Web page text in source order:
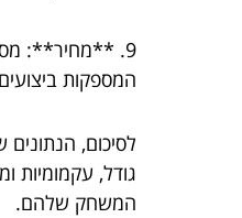
9. **מחיר**:
המספקות
גודל,
המשחק שלהם.